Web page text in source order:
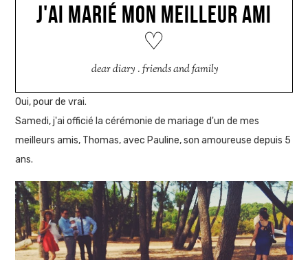
J'AI MARIÉ MON MEILLEUR AMI
♡
dear diary .friends and family
Oui, pour de vrai.
Samedi, j'ai officié la cérémonie de mariage d'un de mes
meilleurs amis, Thomas, avec Pauline, son amoureuse depuis 5
ans.